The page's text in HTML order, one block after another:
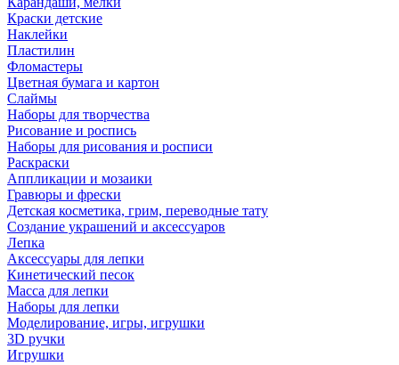
Краски детские
Наклейки
Пластилин
Фломастеры
Цветная бумага и картон
Слаймы
Наборы для творчества
Рисование и роспись
Наборы для рисования и росписи
Раскраски
Аппликации и мозаики
Гравюры и фрески
Детская косметика, грим, переводные тату
Создание украшений и аксессуаров
Лепка
Аксессуары для лепки
Кинетический песок
Масса для лепки
Наборы для лепки
Моделирование, игры, игрушки
3D ручки
Игрушки